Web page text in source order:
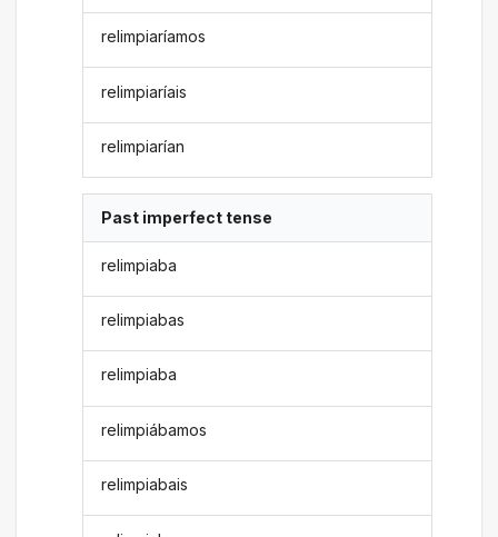
relimpiaríamos
relimpiaríais
relimpiarían
Past imperfect tense
relimpiaba
relimpiabas
relimpiaba
relimpiábamos
relimpiabais